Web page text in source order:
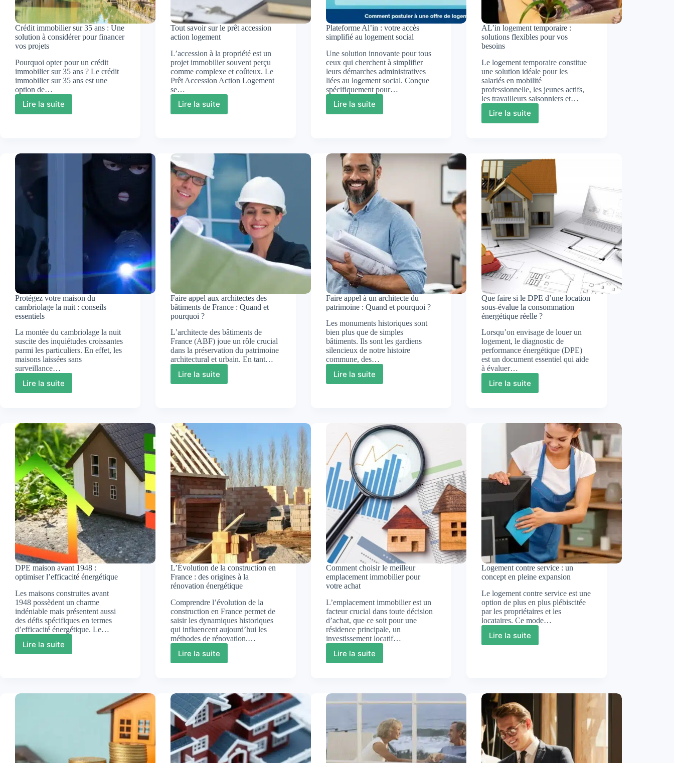
Crédit immobilier sur 35 ans : Une
solution à considérer pour financer
vos projets
Pourquoi opter pour un crédit
immobilier sur 35 ans ? Le crédit
immobilier sur 35 ans est une
option de…
Lire la suite
Crédit
:
solution
Tout savoir sur le prêt accession
action logement
L’accession à la propriété est un
projet immobilier souvent perçu
comme complexe et coûteux. Le
Prêt Accession Action Logement
se…
Lire la suite
Tout
accession
action
logement
Plateforme Al’in : votre accès
simplifié au logement social
Une solution innovante pour tous
ceux qui cherchent à simplifier
leurs démarches administratives
liées au logement social. Conçue
spécifiquement pour…
Lire la suite
Plateforme
simplifié
au
logement
social
AL’in logement temporaire :
solutions flexibles pour vos
besoins
Le logement temporaire constitue
une solution idéale pour les
salariés en mobilité
professionnelle, les jeunes actifs,
les travailleurs saisonniers et…
Lire la suite
AL’in
flexibles
pour
vos
besoins
Protégez votre maison du
cambriolage la nuit : conseils
essentiels
La montée du cambriolage la nuit
suscite des inquiétudes croissantes
parmi les particuliers. En effet, les
maisons laissées sans
surveillance…
Lire la suite
Protégez
cambriolage
la
nuit
:
conseils
essentiels
Faire appel aux architectes des
bâtiments de France : Quand et
pourquoi ?
L’architecte des bâtiments de
France (ABF) joue un rôle crucial
dans la préservation du patrimoine
architectural et urbain. En tant…
Lire la suite
Faire
bâtiments
de
France
:
Quand
et
pourquoi
?
Faire appel à un architecte du
patrimoine : Quand et pourquoi ?
Les monuments historiques sont
bien plus que de simples
bâtiments. Ils sont les gardiens
silencieux de notre histoire
commune, des…
Lire la suite
Faire
patrimoine
:
Quand
et
pourquoi
?
Que faire si le DPE d’une location
sous-évalue la consommation
énergétique réelle ?
Lorsqu’on envisage de louer un
logement, le diagnostic de
performance énergétique (DPE)
est un document essentiel qui aide
à évaluer…
Lire la suite
Que
DPE
location
sous-
évalue
la
consommation
énergétique
réelle
DPE maison avant 1948 :
optimiser l’efficacité énergétique
Les maisons construites avant
1948 possèdent un charme
indéniable mais présentent aussi
des défis spécifiques en termes
d’efficacité énergétique. Le…
Lire la suite
DPE
optimiser
L’Évolution de la construction en
France : des origines à la
rénovation énergétique
Comprendre l’évolution de la
construction en France permet de
saisir les dynamiques historiques
qui influencent aujourd’hui les
méthodes de rénovation.…
Lire la suite
L’Évolution
en
France
:
des
origines
à
la
Comment choisir le meilleur
emplacement immobilier pour
votre achat
L’emplacement immobilier est un
facteur crucial dans toute décision
d’achat, que ce soit pour une
résidence principale, un
investissement locatif…
Lire la suite
Comment
emplacement
immobilier
votre
achat
Logement contre service : un
concept en pleine expansion
Le logement contre service est une
option de plus en plus plébiscitée
par les propriétaires et les
locataires. Ce mode…
Lire la suite
Logement
en
pleine
expansion